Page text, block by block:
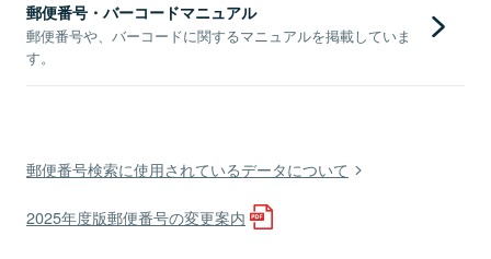
郵便番号・バーコードマニュアル
郵便番号や、バーコードに関するマニュアルを掲載していま
す。
郵便番号検索に使用されているデータについて
2025年度版郵便番号の変更案内